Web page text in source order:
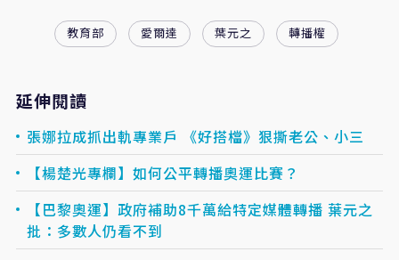
教育部 愛爾達 葉元之 轉播權
延伸閱讀
張娜拉成抓出軌專業戶 《好搭檔》狠撕老公、小三
【楊楚光專欄】如何公平轉播奧運比賽？
【巴黎奧運】政府補助8千萬給特定媒體轉播 葉元之
批：多數人仍看不到